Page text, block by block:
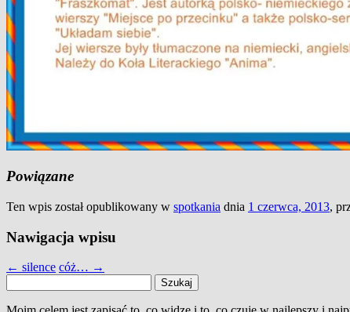
Powiązane
Ten wpis został opublikowany w spotkania dnia 1 czerwca, 2013,
Nawigacja wpisu
← silence cóż… →